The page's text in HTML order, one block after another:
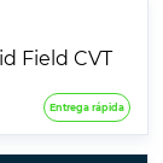
Entrega rápida